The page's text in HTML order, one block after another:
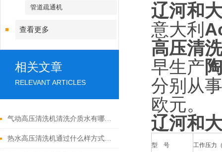
管道疏通机
查看更多
相关文章
RELEVANT ARTICLES
气动高压清洗机清洗介质水有哪些优点
热水高压清洗机通过什么样方式来实现增压呢
辽河和
意大利
高压清
早生产
分别从
欧元。
辽河和
型 号 工作压力